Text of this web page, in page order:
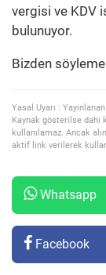
vergisi ve KDV
bulunuyor.
Bizden
Yasal Uyarı :
Kaynak gösterilse dahi
kullanılamaz. Ancak
aktif link verilerek
Whatsapp
Facebook